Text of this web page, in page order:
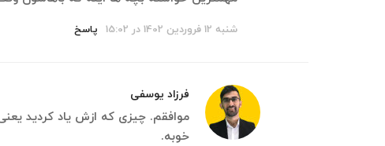
شنبه 12 فروردین 1402 در 15:02 پاسخ
فرزاد یوسفی
موافقم. چیزی که ازش یاد کردید
خوبه.